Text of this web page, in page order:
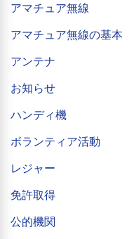
アマチュア無線
アマチュア無線の基本
アンテナ
お知らせ
ハンディ機
ボランティア活動
レジャー
免許取得
公的機関